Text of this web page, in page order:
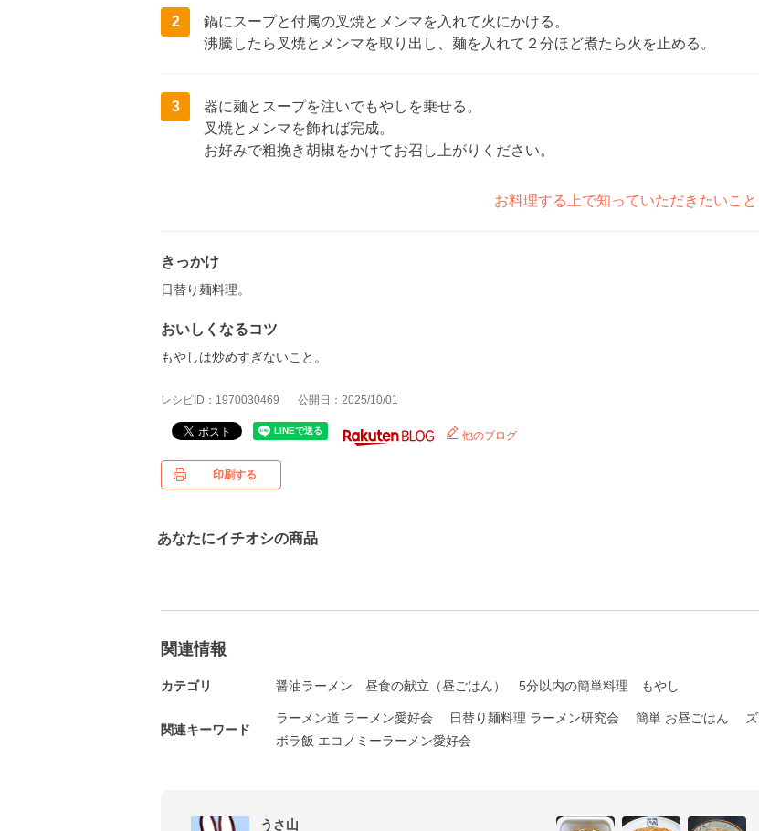
2
鍋にスープと付属の叉焼とメンマを入れて火にかける。
沸騰したら叉焼とメンマを取り出し、麺を入れて２分ほど煮たら火を止める。
3
器に麺とスープを注いでもやしを乗せる。
叉焼とメンマを飾れば完成。
お好みで粗挽き胡椒をかけてお召し上がりください。
お料理する上で知っていただきたいこと
きっかけ
日替り麺料理。
おいしくなるコツ
もやしは炒めすぎないこと。
レシピID：1970030469 公開日：2025/10/01
他のブログ
印刷する
あなたにイチオシの商品
関連情報
カテゴリ 醤油ラーメン 昼食の献立（昼ごはん） 5分以内の簡単料理 もやし
関連キーワード
ラーメン道 ラーメン愛好会 日替り麺料理 ラーメン研究会 簡単 お昼ごはん
ズ
ボラ飯 エコノミーラーメン愛好会
うさ山